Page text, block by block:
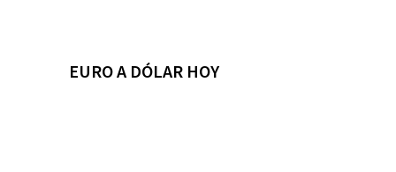
EURO A DÓLAR HOY